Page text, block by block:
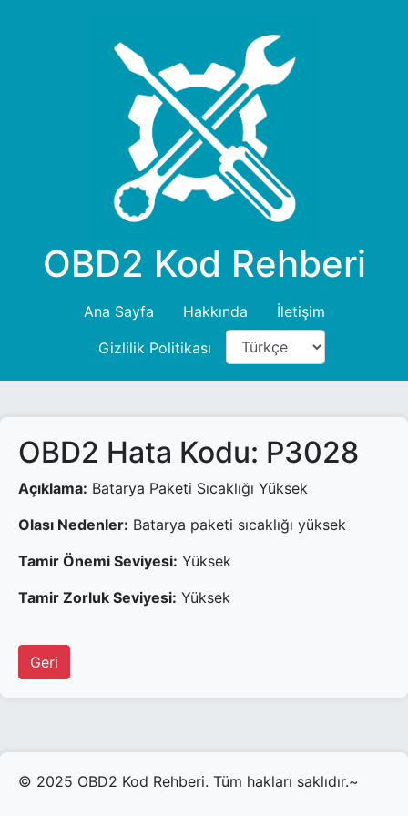
OBD2 Kod Rehberi
Ana Sayfa Hakkında
İletişim
Gizlilik Politikası
OBD2 Hata Kodu: P3028
Açıklama: Batarya Paketi Sıcaklığı Yüksek
Olası Nedenler: Batarya paketi sıcaklığı yüksek
Tamir Önemi Seviyesi: Yüksek
Tamir Zorluk Seviyesi: Yüksek
Geri
© 2025 OBD2 Kod Rehberi. Tüm hakları saklıdır.~